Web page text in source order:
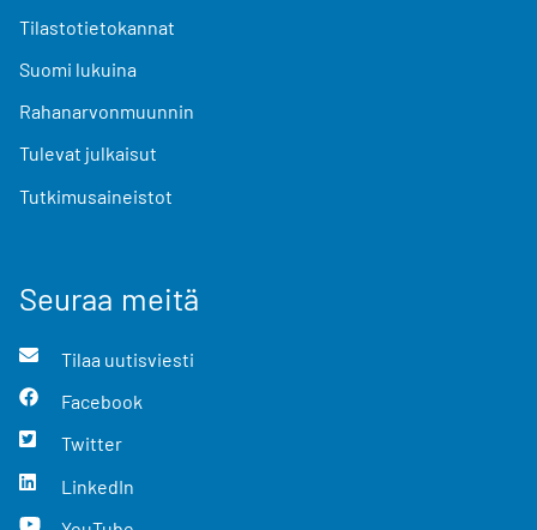
Tilastotietokannat
Suomi lukuina
Rahanarvonmuunnin
Tulevat julkaisut
Tutkimusaineistot
Seuraa meitä
Tilaa uutisviesti
Facebook
Twitter
LinkedIn